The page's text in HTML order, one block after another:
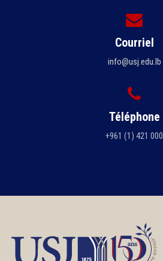
Courriel
info@usj.edu.lb
Téléphone
+961 (1) 421 000